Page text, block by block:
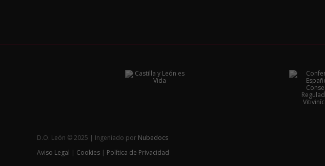
D.O. León © 2025 | Ingeniado por Nubedocs
Aviso Legal | Cookies | Política de Privacidad